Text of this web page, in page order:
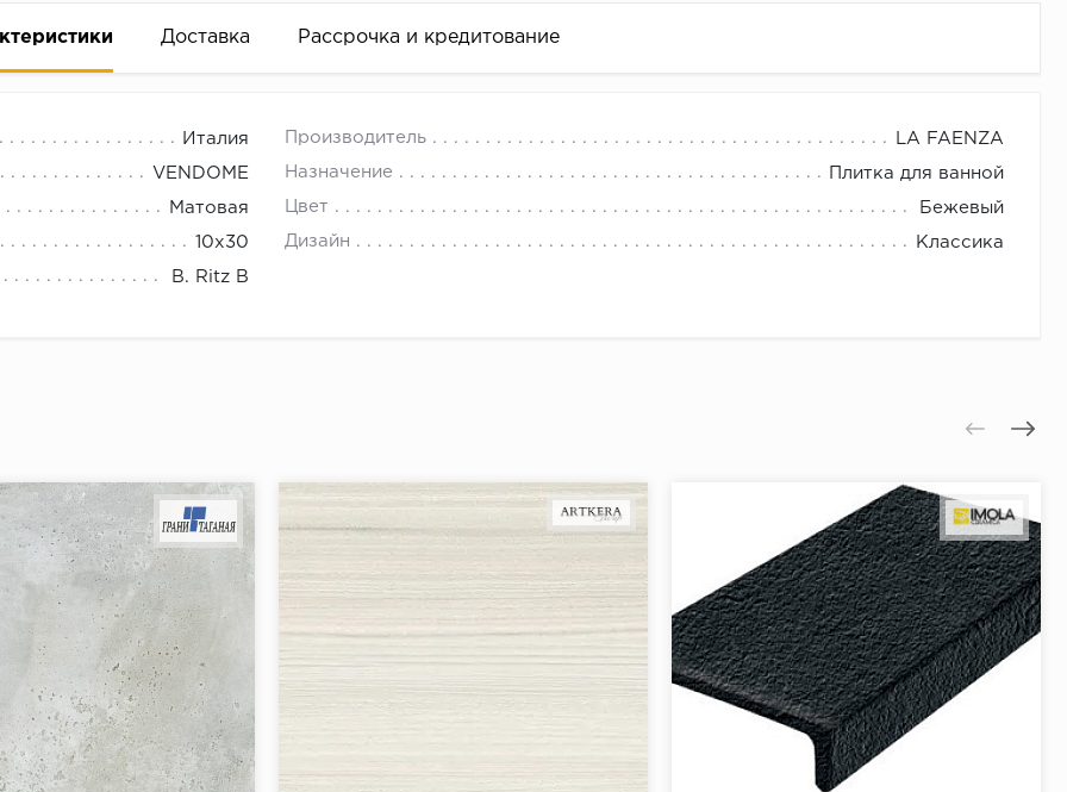
Доставка Рассрочка и кредитование
Италия Производитель LA FAENZA
VENDOME Назначение Плитка для ванной
Матовая Цвет Бежевый
10x30 Дизайн Классика
B. Ritz B
деньгами